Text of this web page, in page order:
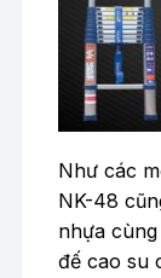
Như các
NK-48
nhựa
đế cao su